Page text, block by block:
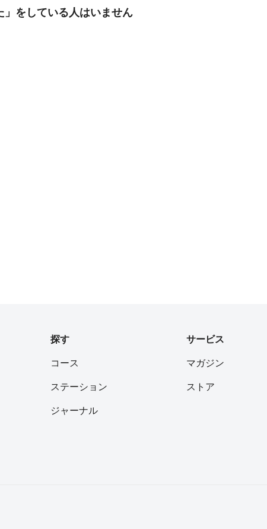
」をしている人はいません
探す
コース
ステーション
ジャーナル
サービス
マガジン
ストア